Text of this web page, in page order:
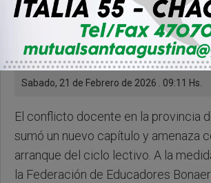
Sabado, 21 de Febrero de 2026 . 09:11 Hs.
El conflicto docente en la provincia
sumó un nuevo capítulo y amenaza
arranque del ciclo lectivo. A la
la Federación de Educadores